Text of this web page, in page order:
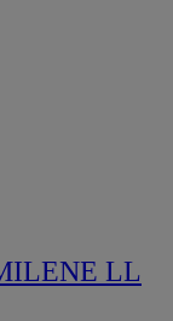
LL